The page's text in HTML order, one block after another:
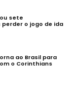
sete
o jogo de ida
ao Brasil para
o Corinthians